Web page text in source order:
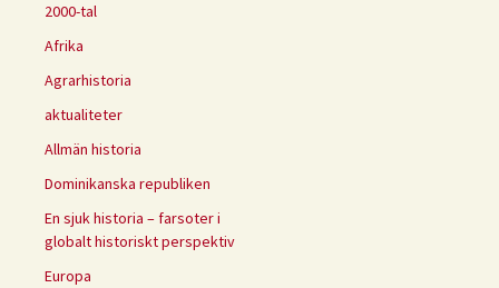
2000-tal
Afrika
Agrarhistoria
aktualiteter
Allmän historia
Dominikanska republiken
En sjuk historia – farsoter i
globalt historiskt perspektiv
Europa